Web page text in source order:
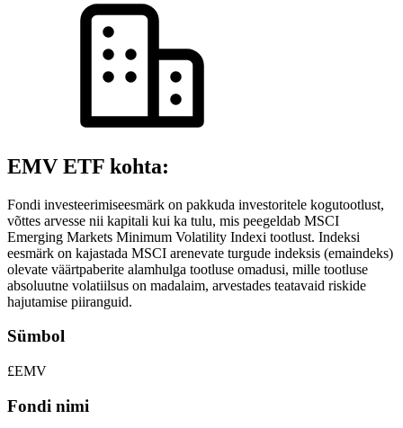
EMV ETF kohta:
Fondi investeerimiseesmärk on pakkuda investoritele kogutootlust,
võttes arvesse nii kapitali kui ka tulu, mis peegeldab MSCI
Emerging Markets Minimum Volatility Indexi tootlust. Indeksi
eesmärk on kajastada MSCI arenevate turgude indeksis (emaindeks)
olevate väärtpaberite alamhulga tootluse omadusi, mille tootluse
absoluutne volatiilsus on madalaim, arvestades teatavaid riskide
hajutamise piiranguid.
Sümbol
£EMV
Fondi nimi